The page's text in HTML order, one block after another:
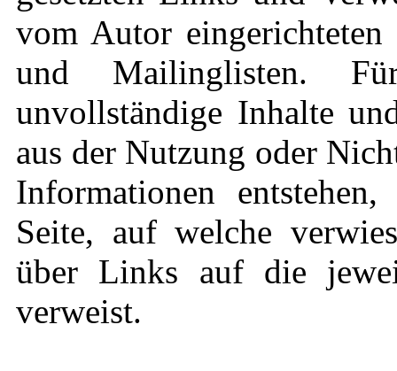
vom Autor eingerichteten
und Mailinglisten.
unvollständige Inhalte
aus der Nutzung oder
Informationen
Seite, auf welche
über Links auf die
verweist.